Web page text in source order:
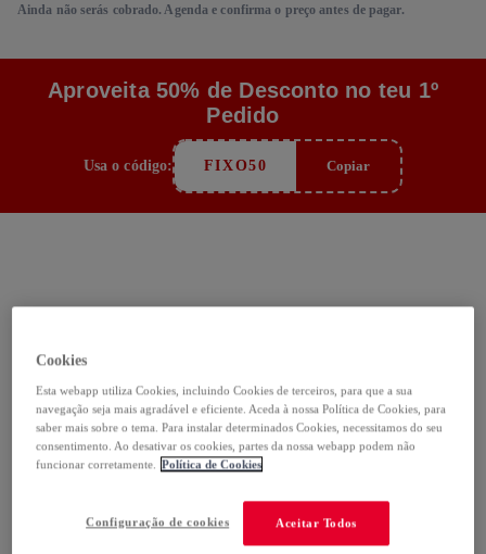
Ainda não serás cobrado. Agenda e confirma o preço antes de pagar.
Aproveita 50% de Desconto no teu 1º
Pedido
Usa o código: FIXO50 Copiar
1Serviço personalizado
Responde ao questionário e personaliza o serviço às tuas
Escolher o dia e a hora (e relaxar)
Cookies
Esta webapp utiliza Cookies, incluindo Cookies de terceiros, para que a sua
navegação seja mais agradável e eficiente. Aceda à nossa Política de Cookies, para
saber mais sobre o tema. Para instalar determinados Cookies, necessitamos do seu
consentimento. Ao desativar os cookies, partes da nossa webapp podem não
funcionar corretamente.
Política de Cookies
Aceitar Todos
Configuração de cookies